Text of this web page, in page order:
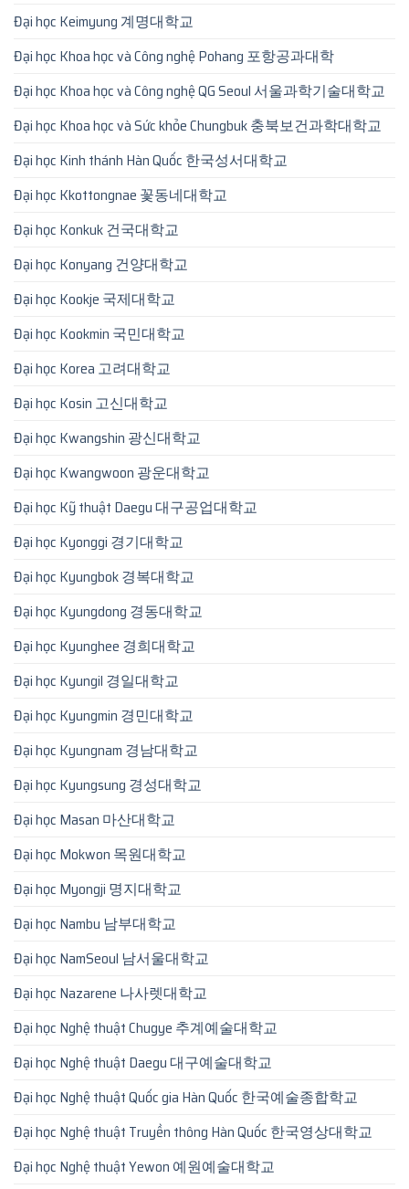
Đại học Keimyung 계명대학교
Đại học Khoa học và Công nghệ Pohang 포항공과대학
Đại học Khoa học và Công nghệ QG Seoul 서울과학기술대학교
Đại học Khoa học và Sức khỏe Chungbuk 충북보건과학대학교
Đại học Kinh thánh Hàn Quốc 한국성서대학교
Đại học Kkottongnae 꽃동네대학교
Đại học Konkuk 건국대학교
Đại học Konyang 건양대학교
Đại học Kookje 국제대학교
Đại học Kookmin 국민대학교
Đại học Korea 고려대학교
Đại học Kosin 고신대학교
Đại học Kwangshin 광신대학교
Đại học Kwangwoon 광운대학교
Đại học Kỹ thuật Daegu 대구공업대학교
Đại học Kyonggi 경기대학교
Đại học Kyungbok 경복대학교
Đại học Kyungdong 경동대학교
Đại học Kyunghee 경희대학교
Đại học Kyungil 경일대학교
Đại học Kyungmin 경민대학교
Đại học Kyungnam 경남대학교
Đại học Kyungsung 경성대학교
Đại học Masan 마산대학교
Đại học Mokwon 목원대학교
Đại học Myongji 명지대학교
Đại học Nambu 남부대학교
Đại học NamSeoul 남서울대학교
Đại học Nazarene 나사렛대학교
Đại học Nghệ thuật Chugye 추계예술대학교
Đại học Nghệ thuật Daegu 대구예술대학교
Đại học Nghệ thuật Quốc gia Hàn Quốc 한국예술종합학교
Đại học Nghệ thuật Truyền thông Hàn Quốc 한국영상대학교
Đại học Nghệ thuật Yewon 예원예술대학교